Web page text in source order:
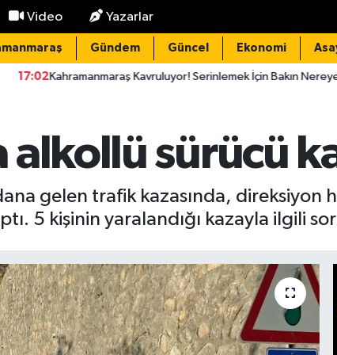
Video Yazarlar
Gündem Güncel Ekonomi
Kavruluyor! Serinlemek İçin Bakın Nereye Gittiler
sürücü
gelen trafik kazasında, direksiyon
5 kişinin yaralandığı kazayla ilgili